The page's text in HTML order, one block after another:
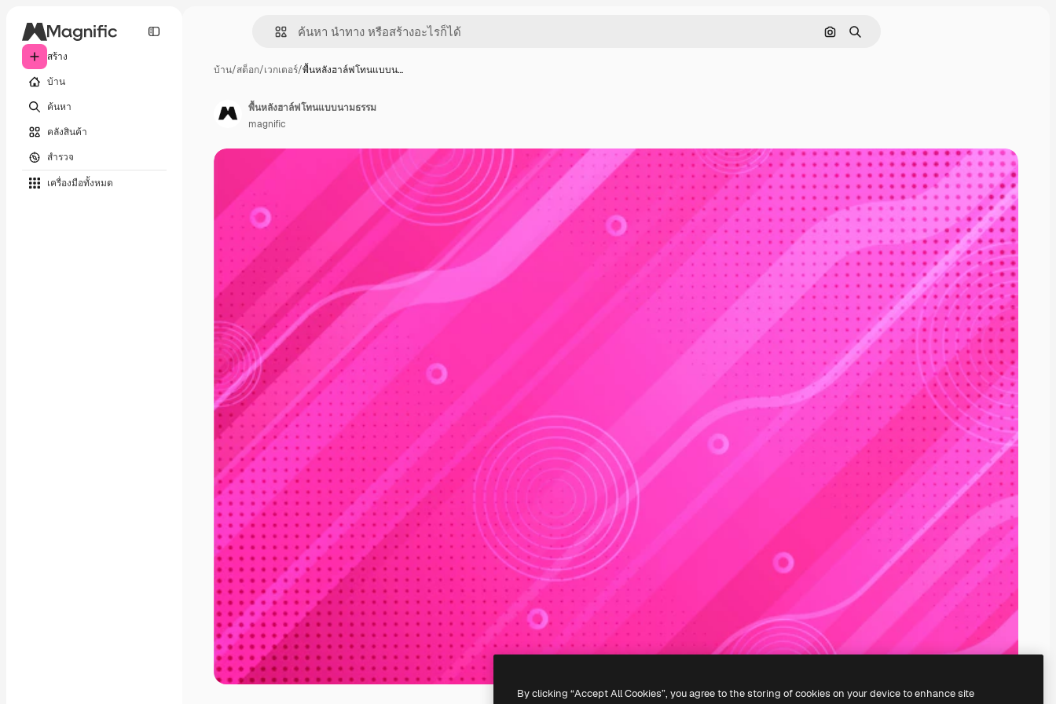
สร้าง
บ้าน
ค้นหา
คลังสินค้า
สำรวจ
เครื่องมือทั้งหมด
ค้นหาตามรูปภาพ
ค้นหา
บ้าน/สต็อก/เวกเตอร์/พื้นหลังฮาล์ฟโทนแบบน…
พื้นหลังฮาล์ฟโทนแบบนามธรรม
magnific
By clicking “Accept All Cookies”, you agree to the storing of cookies on your device to enhance site